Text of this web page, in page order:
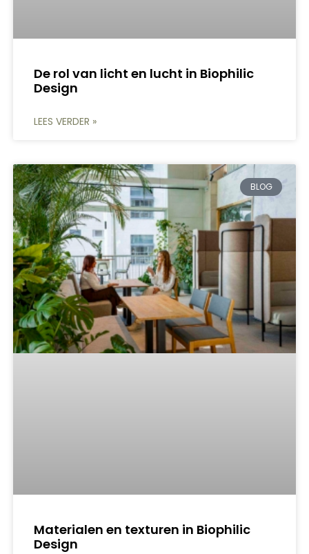
De rol van licht en lucht in Biophilic
Design
LEES VERDER »
BLOG
Materialen en texturen in Biophilic
Design